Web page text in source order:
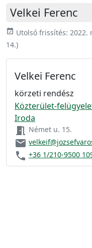
Velkei Ferenc
event_available Utolsó frissítés: 2022.
14.)
Velkei Ferenc
körzeti rendész
Közterület-
Iroda
meeting_room Német u. 15.
email
phone +36 1/210-9500